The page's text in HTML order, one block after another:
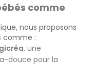
comme
nous proposons
comme :
, une
douce pour la